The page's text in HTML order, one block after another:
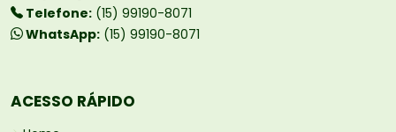
Telefone: (15) 99190-8071
WhatsApp: (15) 99190-8071
ACESSO RÁPIDO